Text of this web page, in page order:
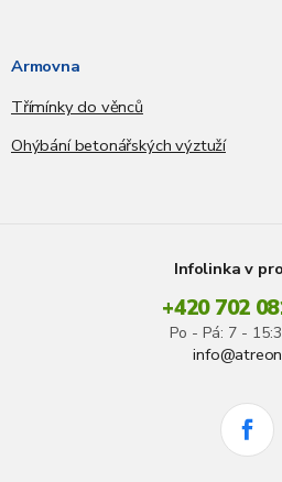
Armovna
Třímínky do věnců
Ohýbání betonářských výztuží
Infolinka v
+420 702
Po - Pá: 7 -